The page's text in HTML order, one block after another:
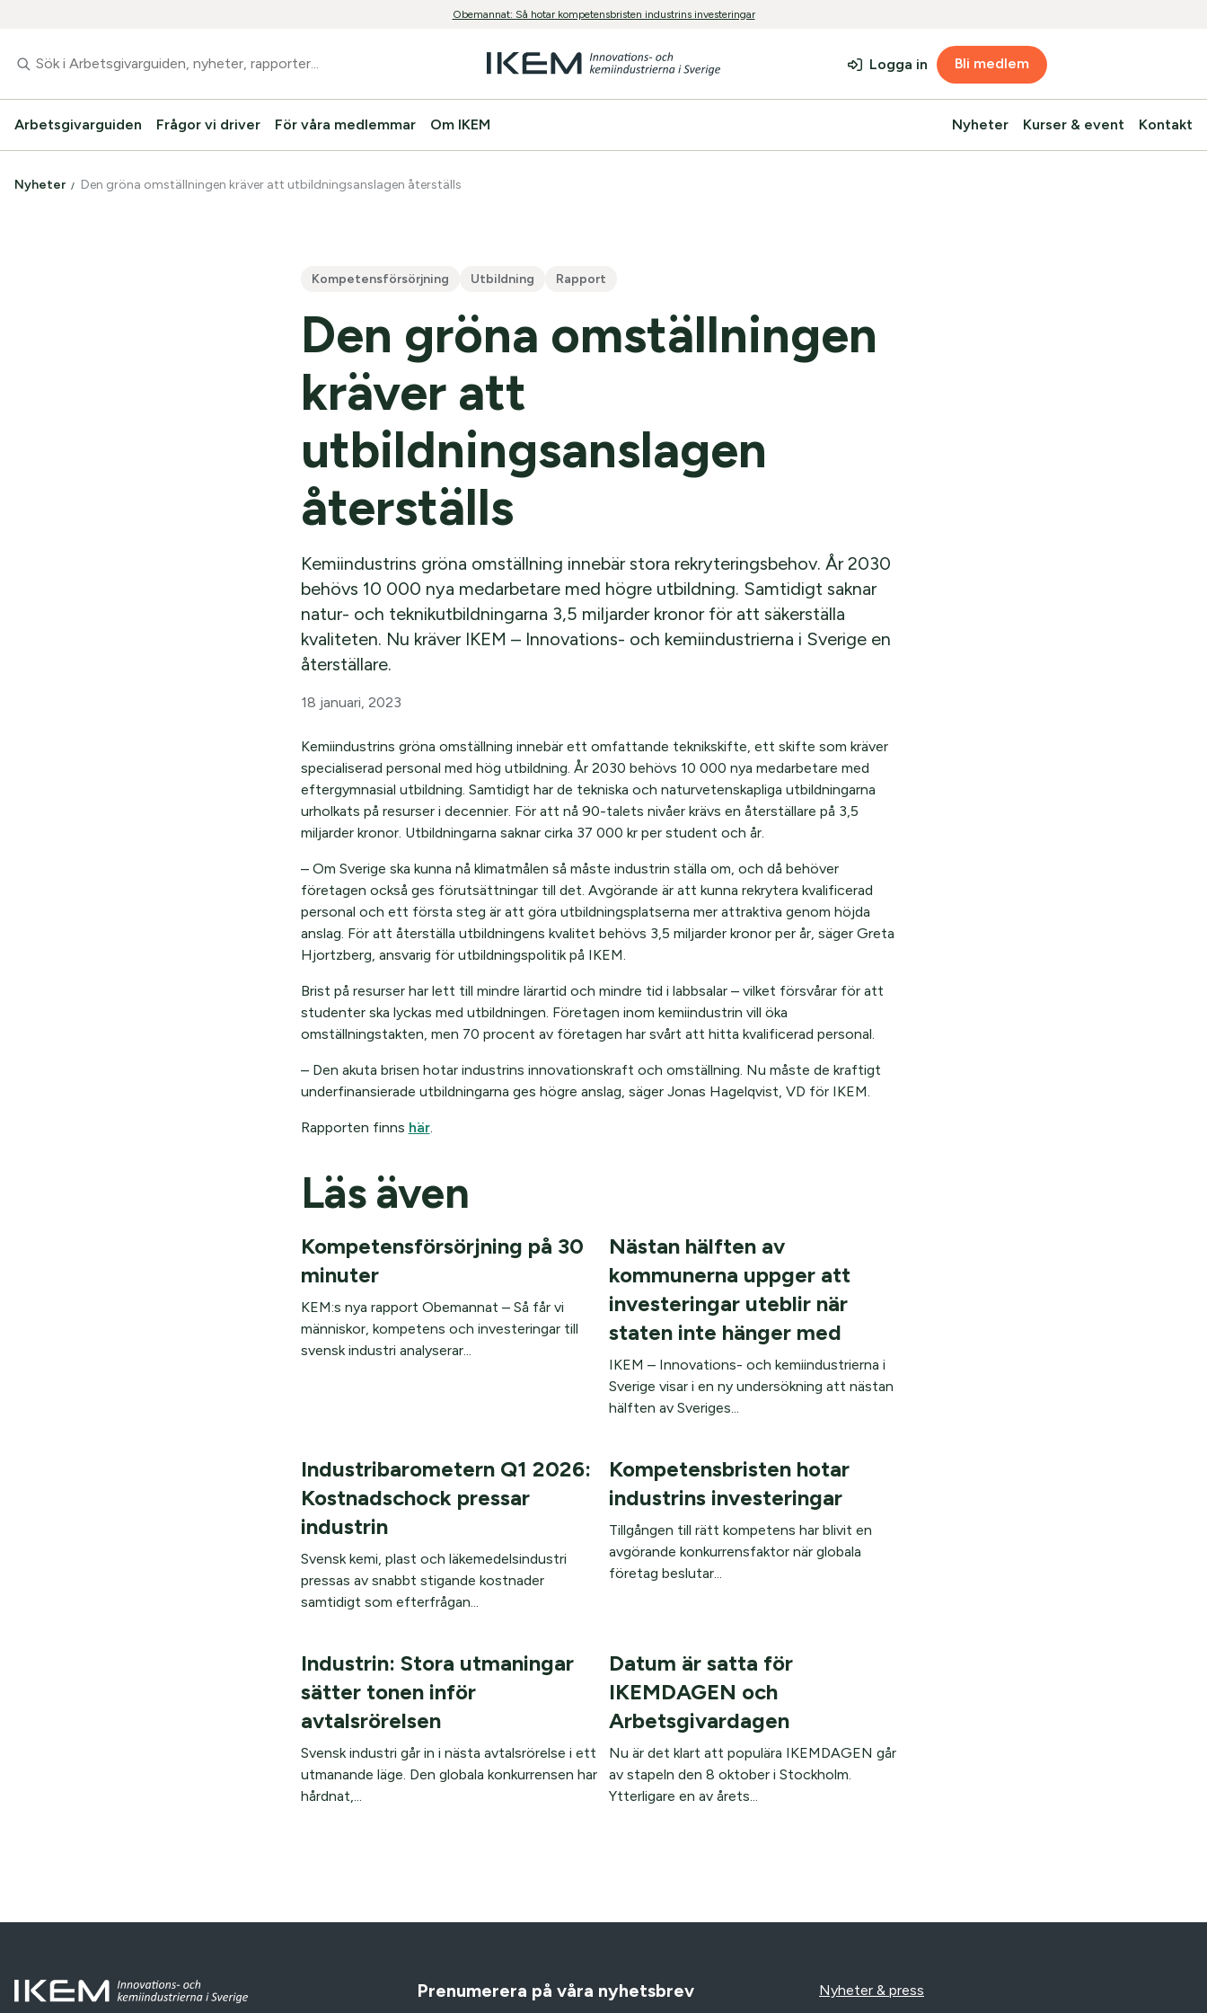
Obemannat: Så hotar kompetensbristen industrins investeringar
Arbetsgivarguiden Frågor vi driver För våra medlemmar Om IKEM Nyheter Kurser & event Kontakt
Logga in Bli medlem
Nyheter Den gröna omställningen kräver att utbildningsanslagen återställs
Kompetensförsörjning Utbildning Rapport
Den gröna omställningen
kräver att
utbildningsanslagen
återställs
Kemiindustrins gröna omställning innebär stora rekryteringsbehov. År 2030
behövs 10 000 nya medarbetare med högre utbildning. Samtidigt saknar
natur- och teknikutbildningarna 3,5 miljarder kronor för att säkerställa
kvaliteten. Nu kräver IKEM – Innovations- och kemiindustrierna i Sverige en
återställare.
18 januari, 2023
Kemiindustrins gröna omställning innebär ett omfattande teknikskifte, ett skifte som kräver
specialiserad personal med hög utbildning. År 2030 behövs 10 000 nya medarbetare med
eftergymnasial utbildning. Samtidigt har de tekniska och naturvetenskapliga utbildningarna
urholkats på resurser i decennier. För att nå 90-talets nivåer krävs en återställare på 3,5
miljarder kronor. Utbildningarna saknar cirka 37 000 kr per student och år.
– Om Sverige ska kunna nå klimatmålen så måste industrin ställa om, och då behöver
företagen också ges förutsättningar till det. Avgörande är att kunna rekrytera kvalificerad
personal och ett första steg är att göra utbildningsplatserna mer attraktiva genom höjda
anslag. För att återställa utbildningens kvalitet behövs 3,5 miljarder kronor per år, säger Greta
Hjortzberg, ansvarig för utbildningspolitik på IKEM.
Brist på resurser har lett till mindre lärartid och mindre tid i labbsalar – vilket försvårar för att
studenter ska lyckas med utbildningen. Företagen inom kemiindustrin vill öka
omställningstakten, men 70 procent av företagen har svårt att hitta kvalificerad personal.
– Den akuta brisen hotar industrins innovationskraft och omställning. Nu måste de kraftigt
underfinansierade utbildningarna ges högre anslag, säger Jonas Hagelqvist, VD för IKEM.
Rapporten finns här.
Läs även
Kompetensförsörjning på 30
minuter
KEM:s nya rapport Obemannat – Så får vi
människor, kompetens och investeringar till
svensk industri analyserar...
Nästan hälften av
kommunerna uppger att
investeringar uteblir när
staten inte hänger med
IKEM – Innovations- och kemiindustrierna i
Sverige visar i en ny undersökning att nästan
hälften av Sveriges...
Industribarometern Q1 2026:
Kostnadschock pressar
industrin
Svensk kemi, plast och läkemedelsindustri
pressas av snabbt stigande kostnader
samtidigt som efterfrågan...
Kompetensbristen hotar
industrins investeringar
Tillgången till rätt kompetens har blivit en
avgörande konkurrensfaktor när globala
företag beslutar...
Industrin: Stora utmaningar
sätter tonen inför
avtalsrörelsen
Svensk industri går in i nästa avtalsrörelse i ett
utmanande läge. Den globala konkurrensen har
hårdnat,...
Datum är satta för
IKEMDAGEN och
Arbetsgivardagen
Nu är det klart att populära IKEMDAGEN går
av stapeln den 8 oktober i Stockholm.
Ytterligare en av årets...
Prenumerera på våra nyhetsbrev
Nyheter & press